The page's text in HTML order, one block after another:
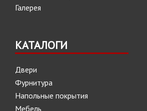
Галерея
КАТАЛОГИ
Двери
Фурнитура
Напольные покрытия
Мебель